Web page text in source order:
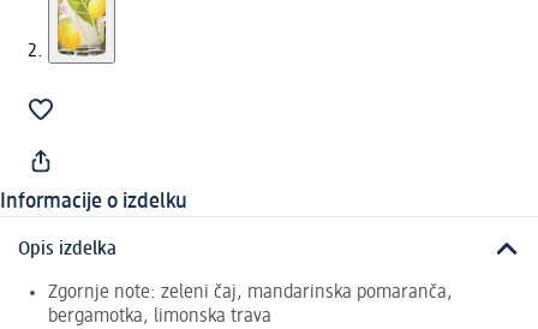
Informacije o izdelku
Opis izdelka
Zgornje note: zeleni čaj, mandarinska pomaranča,
bergamotka, limonska trava